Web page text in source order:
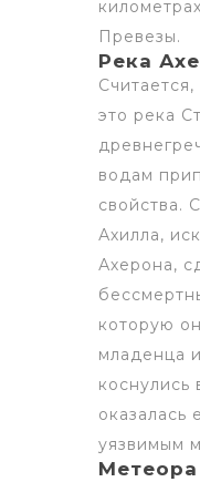
Превезы.
Река
это река
водам
свойства.
Ахилла,
Ахерона,
которую
младенца
коснулись
оказалась
уязвимым
Метеора